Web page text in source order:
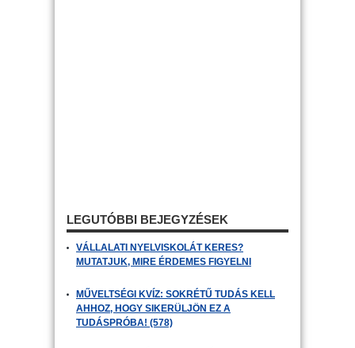
LEGUTÓBBI BEJEGYZÉSEK
VÁLLALATI NYELVISKOLÁT KERES?
MUTATJUK, MIRE ÉRDEMES FIGYELNI
MŰVELTSÉGI KVÍZ: SOKRÉTŰ TUDÁS KELL
AHHOZ, HOGY SIKERÜLJÖN EZ A
TUDÁSPRÓBA! (578)